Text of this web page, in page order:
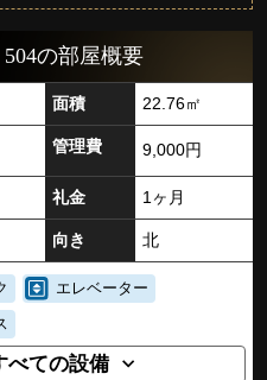
の部屋概要
面積 22.76㎡
管理費 9,000円
礼金 1ヶ月
向き 北
エレベーター
べての設備